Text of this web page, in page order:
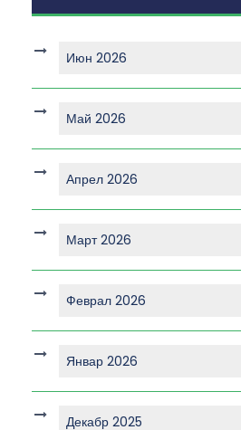
Июн 2026
Май 2026
Апрел 2026
Март 2026
Феврал 2026
Январ 2026
Декабр 2025